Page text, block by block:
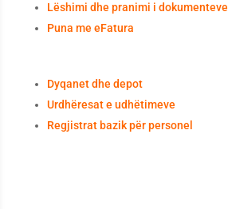
Lëshimi dhe pranimi i dokumenteve
Puna me eFatura
Dyqanet dhe depot
Urdhëresat e udhëtimeve
Regjistrat bazik për personel